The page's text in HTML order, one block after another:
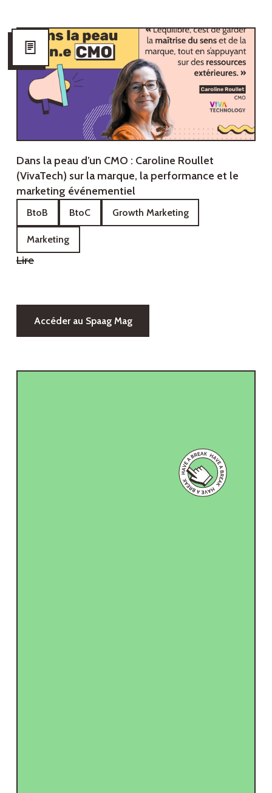
Dans la peau d’un CMO : Caroline Roullet
(VivaTech) sur la marque, la performance et le
marketing événementiel
BtoB BtoC Growth Marketing
Marketing
Lire
Accéder au Spaag Mag